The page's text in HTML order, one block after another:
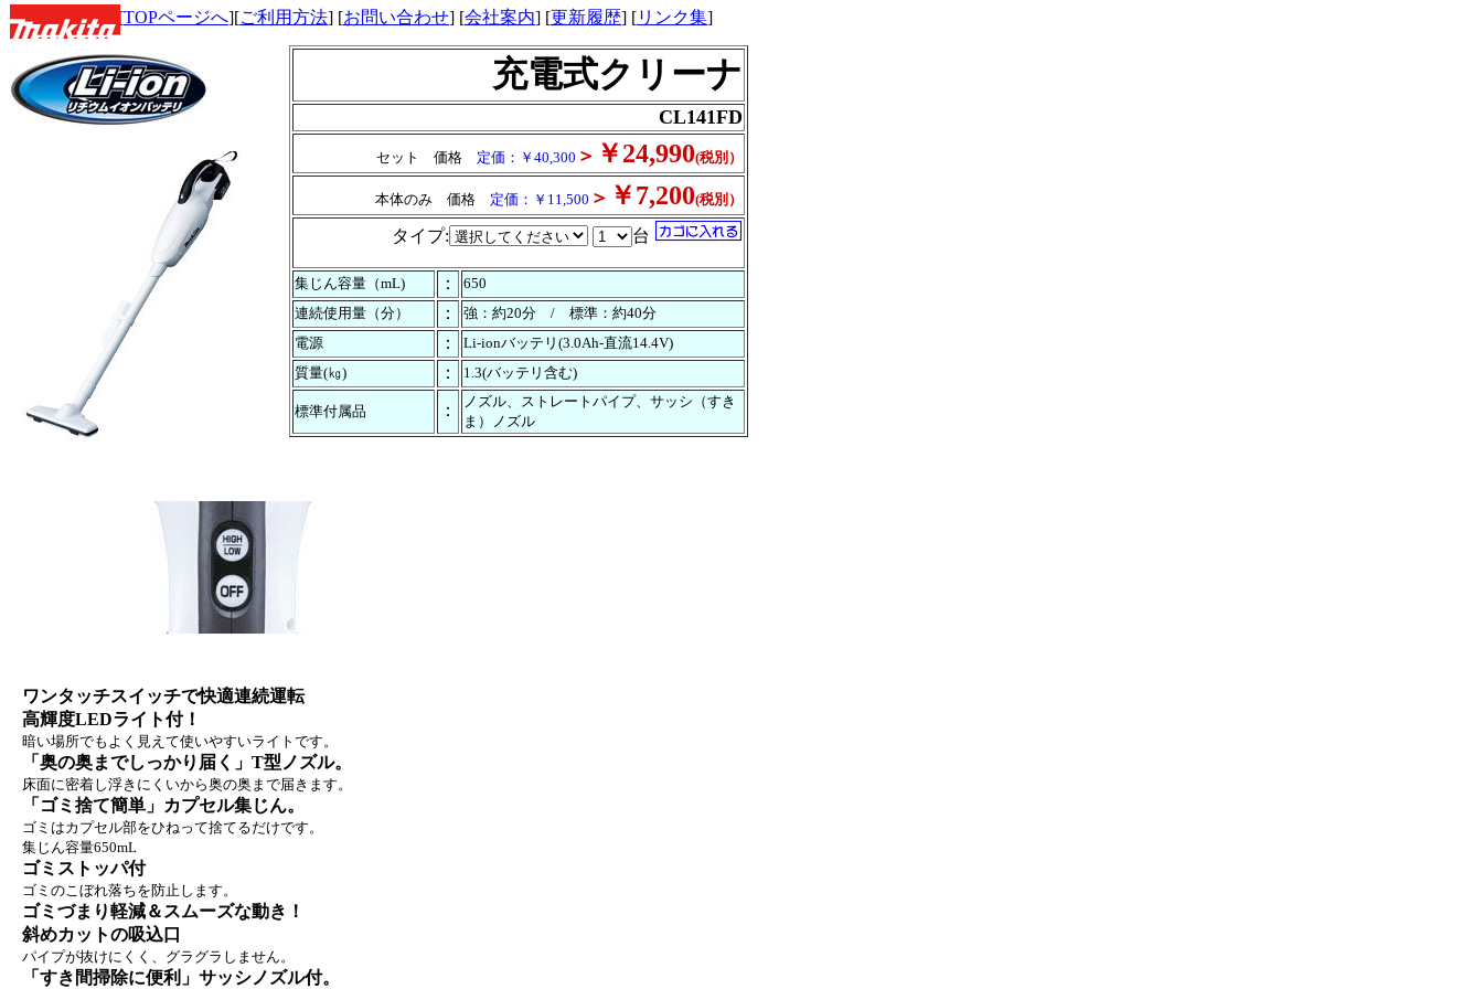
ワンタッチスイッチで快適連続運転
高輝度LEDライト付！
暗い場所でもよく見えて使いやすいライトです。
「奥の奥までしっかり届く」T型ノズル。
床面に密着し浮きにくいから奥の奥まで届きます。
「ゴミ捨て簡単」カプセル集じん。
ゴミはカプセル部をひねって捨てるだけです。
集じん容量650mL
ゴミストッパ付
ゴミのこぼれ落ちを防止します。
ゴミづまり軽減＆スムーズな動き！
斜めカットの吸込口
パイプが抜けにくく、グラグラしません。
「すき間掃除に便利」サッシノズル付。
充電式クリーナ
CL141FD
セット 価格 定価：￥40,300 ＞ ￥24,990(税別）
本体のみ 価格 定価：￥11,500 ＞ ￥7,200(税別）
タイプ: 台
集じん容量（mL) ：
650
連続使用量（分）
：
強：約20分 / 標準：約40分
電源
：
Li-ionバッテリ(3.0Ah-直流14.4V)
質量(㎏)
： 1.3(バッテリ含む)
標準付属品 ：
ノズル、ストレートパイプ、サッシ（すき
ま）ノズル
[TOPページへ][ご利用方法] [お問い合わせ] [会社案内] [更新履歴] [リンク集]